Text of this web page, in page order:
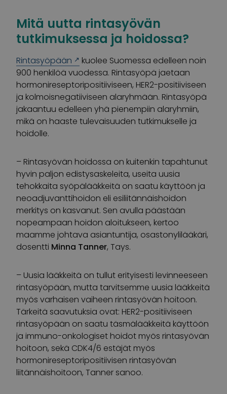
Mitä uutta rintasyövän
tutkimuksessa ja hoidossa?
Rintasyöpään
kuolee Suomessa edelleen noin
900 henkilöä vuodessa. Rintasyöpä jaetaan
hormonireseptoripositiiviseen, HER2-positiiviseen
ja kolmoisnegatiiviseen alaryhmään. Rintasyöpä
jakaantuu edelleen yhä pienempiin alaryhmiin,
mikä on haaste tulevaisuuden tutkimukselle ja
hoidolle.
– Rintasyövän hoidossa on kuitenkin tapahtunut
hyvin paljon edistysaskeleita, useita uusia
tehokkaita syöpälääkkeitä on saatu käyttöön ja
neoadjuvanttihoidon eli esiliitännäishoidon
merkitys on kasvanut. Sen avulla päästään
nopeampaan hoidon aloitukseen, kertoo
maamme johtava asiantuntija, osastonylilääkäri,
dosentti Minna Tanner, Tays.
– Uusia lääkkeitä on tullut erityisesti levinneeseen
rintasyöpään, mutta tarvitsemme uusia lääkkeitä
myös varhaisen vaiheen rintasyövän hoitoon.
Tärkeitä saavutuksia ovat: HER2-positiiviseen
rintasyöpään on saatu täsmälääkkeitä käyttöön
ja immuno-onkologiset hoidot myös rintasyövän
hoitoon, sekä CDK4/6 estäjät myös
hormonireseptoripositiivisen rintasyövän
liitännäishoitoon, Tanner sanoo.